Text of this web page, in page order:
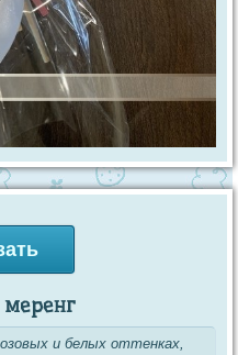
меренг
и белых оттенках,